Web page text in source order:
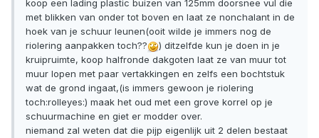
koop een lading plastic buizen van 125mm doorsnee vul die
met blikken van onder tot boven en laat ze nonchalant in de
hoek van je schuur leunen(ooit wilde je immers nog de
riolering aanpakken toch??
) ditzelfde kun je doen in je
kruipruimte, koop halfronde dakgoten laat ze van muur tot
muur lopen met paar vertakkingen en zelfs een bochtstuk
wat de grond ingaat,(is immers gewoon je riolering
toch:rolleyes:) maak het oud met een grove korrel op je
schuurmachine en giet er modder over.
niemand zal weten dat die pijp eigenlijk uit 2 delen bestaat